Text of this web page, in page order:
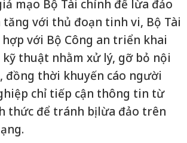
mạo Bộ Tài chính để lừa đảo
tăng với thủ đoạn tinh vi, Bộ Tài
với Bộ Công an triển khai
kỹ thuật nhằm xử lý, gỡ bỏ nội
đồng thời khuyến cáo người
chỉ tiếp cận thông tin từ
thức để tránh bị lừa đảo trên